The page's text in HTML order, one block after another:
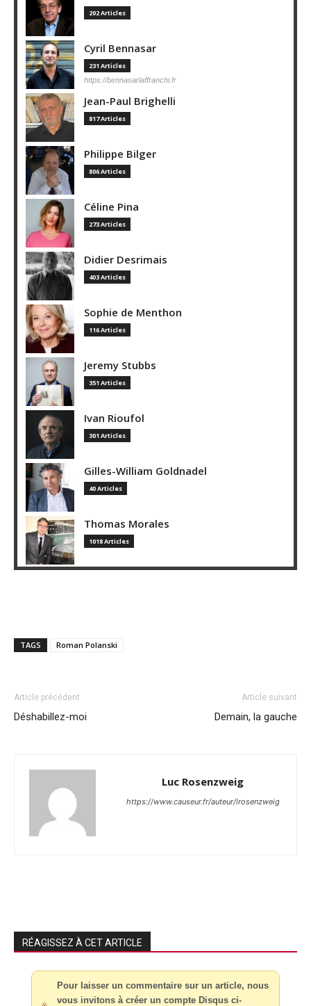
202 Articles
Cyril Bennasar
231 Articles
https://bennasarlaffranchi.fr
Jean-Paul Brighelli
817 Articles
Philippe Bilger
806 Articles
Céline Pina
273 Articles
Didier Desrimais
403 Articles
Sophie de Menthon
116 Articles
Jeremy Stubbs
351 Articles
Ivan Rioufol
301 Articles
Gilles-William Goldnadel
40 Articles
Thomas Morales
1018 Articles
TAGS Roman Polanski
Article précédent
Déshabillez-moi
Article suivant
Demain, la gauche
Luc Rosenzweig
https://www.causeur.fr/auteur/lrosenzweig
RÉAGISSEZ À CET ARTICLE
Pour laisser un commentaire sur un article, nous
vous invitons à créer un compte Disqus ci-